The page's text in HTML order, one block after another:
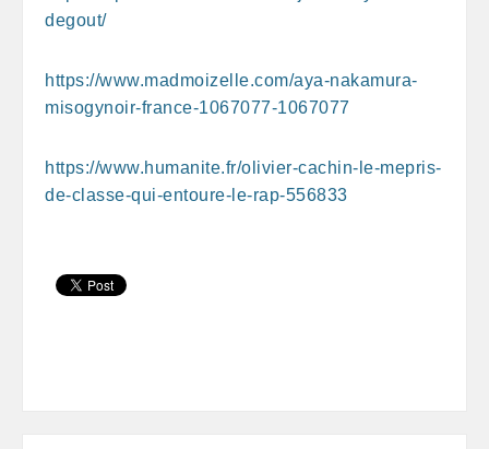
degout/
https://www.madmoizelle.com/aya-nakamura-
misogynoir-france-1067077-1067077
https://www.humanite.fr/olivier-cachin-le-mepris-
de-classe-qui-entoure-le-rap-556833